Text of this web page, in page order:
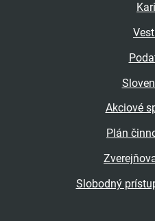
Akciové
Plán
Slobodný